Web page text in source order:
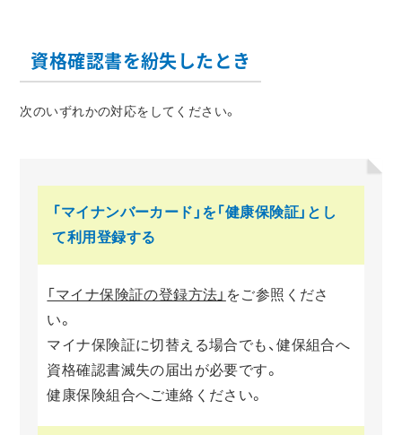
資格確認書を紛失したとき
次のいずれかの対応をしてください。
「マイナンバーカード」を「健康保険証」とし
て利用登録する
「マイナ保険証の登録方法」 をご参照くださ
い。
マイナ保険証に切替える場合でも、健保組合へ
資格確認書滅失の届出が必要です。
健康保険組合へご連絡ください。